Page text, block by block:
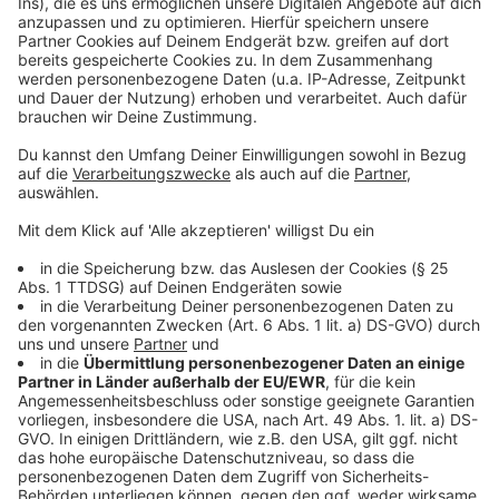
Mehr News für Leverkusen
Anzeige
Entspannung durch Regen: Osterfeuer dürfen in
Leverkusen stattfinden
Mehr Polizeieinsätze in Leverkusen: Messer im Fokus
Leverkusen: Ärztliche Hilfe an Ostern
Anzeige